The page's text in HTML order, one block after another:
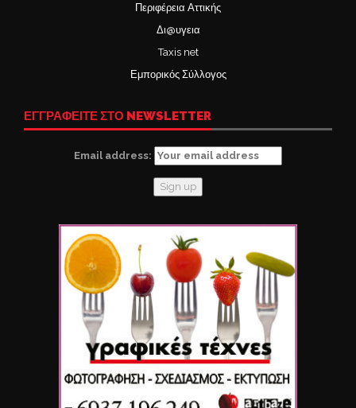
Περιφέρεια Αττικής
Δι@υγεια
Taxis net
Εμπορικός Σύλλογος
ΕΓΓΡΑΦΕΙΤΕ ΣΤΟ NEWSLETTER
Email address: